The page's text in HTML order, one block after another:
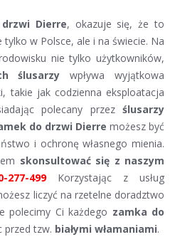
Dierre, okazuje się, że to
w Polsce, ale i na świecie. Na
nie tylko użytkowników,
ślusarzy wpływa wyjątkowa
takie jak codzienna eksploatacja
polecany przez ślusarzy
do drzwi Dierre możesz być
i ochronę własnego mienia.
skonsultować się z naszym
277-499Korzystając z usług
liczyć na rzetelne doradztwo
polecimy Ci każdego zamka do
przed tzw. białymi włamaniami.